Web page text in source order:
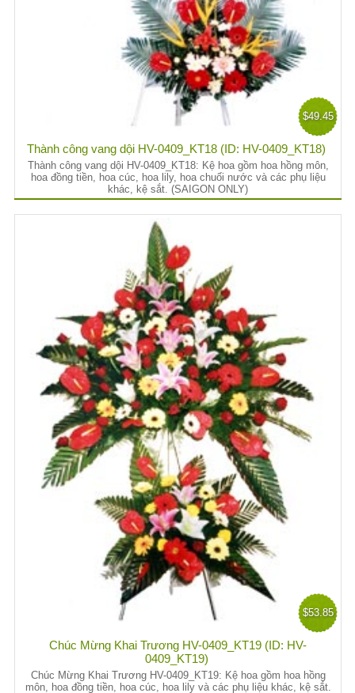
$49.45
Thành công vang dội HV-0409_KT18 (ID: HV-0409_KT18)
Thành công vang dội HV-0409_KT18: Kệ hoa gồm hoa hồng môn,
hoa đồng tiền, hoa cúc, hoa lily, hoa chuối nước và các phụ liệu
khác, kệ sắt. (SAIGON ONLY)
$53.85
Chúc Mừng Khai Trương HV-0409_KT19 (ID: HV-
0409_KT19)
Chúc Mừng Khai Trương HV-0409_KT19: Kệ hoa gồm hoa hồng
môn, hoa đồng tiền, hoa cúc, hoa lily và các phụ liệu khác, kệ sắt.